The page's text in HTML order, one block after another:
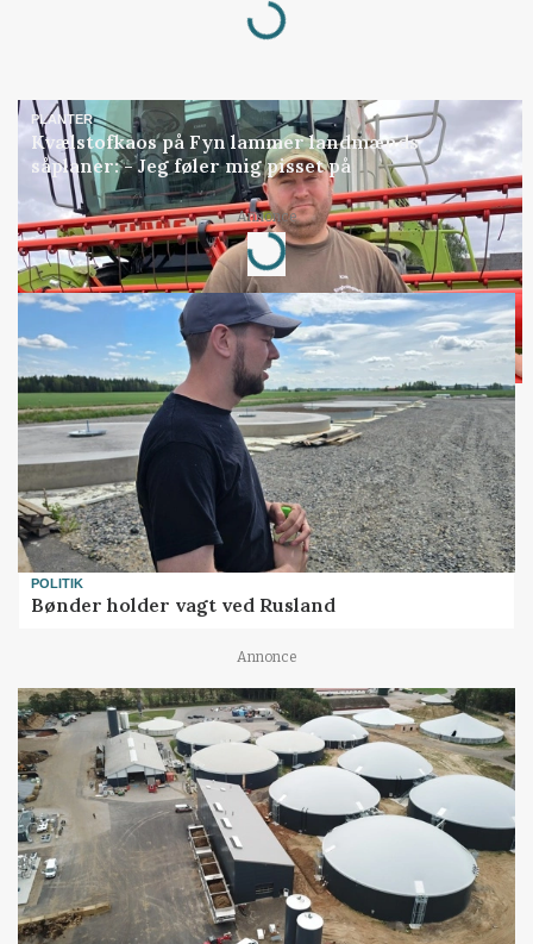
Loading...
PLANTER
Kvælstofkaos på Fyn lammer landmænds
såplaner: - Jeg føler mig pisset på
Annonce
Loading...
POLITIK
Bønder holder vagt ved Rusland
Annonce